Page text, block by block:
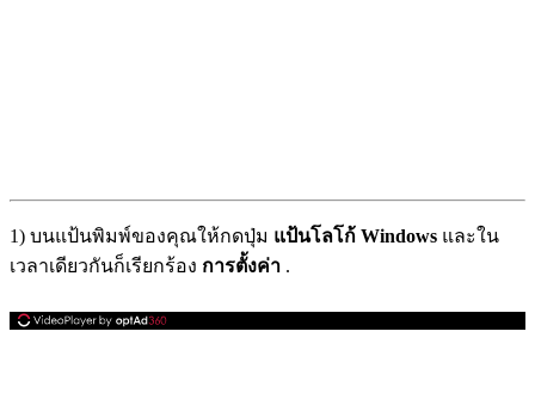
1) บนแป้นพิมพ์ของคุณให้กดปุ่ม แป้นโลโก้ Windows และใน
เวลาเดียวกันก็เรียกร้อง การตั้งค่า .